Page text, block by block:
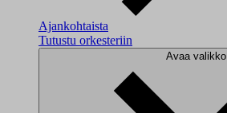
Ajankohtaista
Tutustu orkesteriin
Avaa valikko